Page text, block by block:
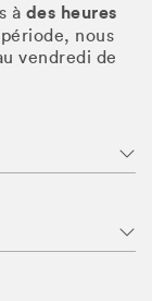
à des heures
nous
vendredi de